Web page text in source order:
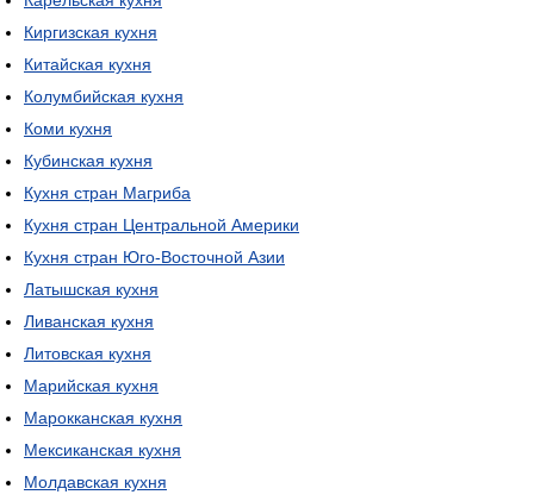
Киргизская кухня
Китайская кухня
Колумбийская кухня
Коми кухня
Кубинская кухня
Кухня стран Магриба
Кухня стран Центральной Америки
Кухня стран Юго-Восточной Азии
Латышская кухня
Ливанская кухня
Литовская кухня
Марийская кухня
Марокканская кухня
Мексиканская кухня
Молдавская кухня